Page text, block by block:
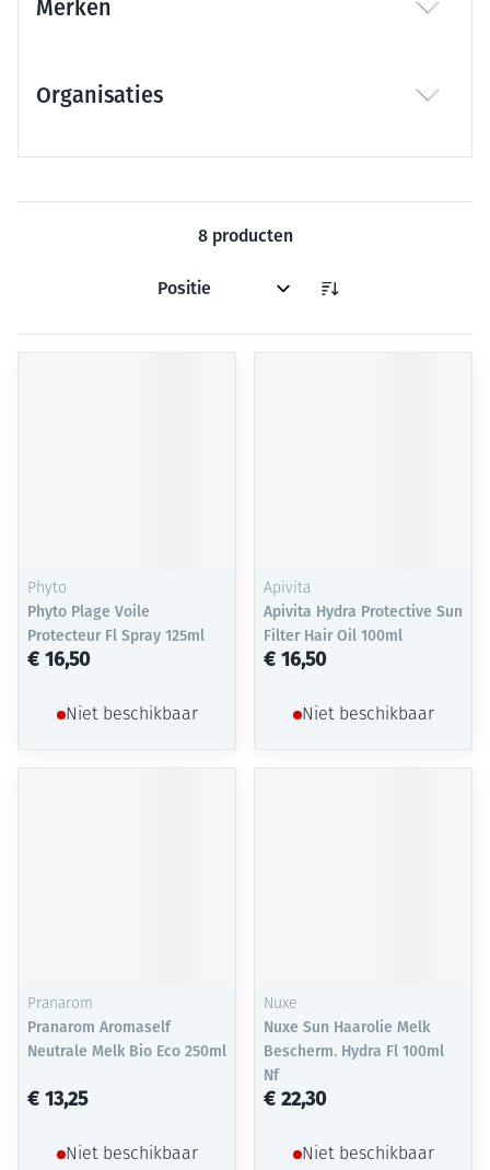
Merken
Organisaties
8producten
Sorteer op:
Phyto
Phyto Plage Voile
Protecteur Fl Spray 125ml
€ 16,50
Niet beschikbaar
Apivita
Apivita Hydra Protective Sun
Filter Hair Oil 100ml
€ 16,50
Niet beschikbaar
Pranarom
Pranarom Aromaself
Neutrale Melk Bio Eco 250ml
€ 13,25
Niet beschikbaar
Nuxe
Nuxe Sun Haarolie Melk
Bescherm. Hydra Fl 100ml
Nf
€ 22,30
Niet beschikbaar